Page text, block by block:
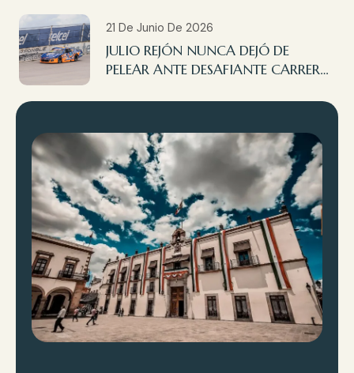
21 De Junio De 2026
JULIO REJÓN NUNCA DEJÓ DE
PELEAR ANTE DESAFIANTE CARRERA